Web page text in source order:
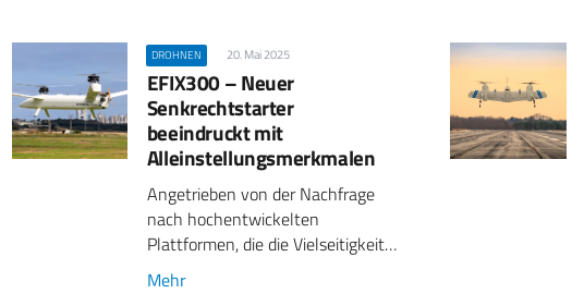
DROHNEN 20. Mai 2025
EFIX300 – Neuer
Senkrechtstarter
beeindruckt mit
Alleinstellungsmerkmalen
Angetrieben von der Nachfrage
nach hochentwickelten
Plattformen, die die Vielseitigkeit…
Mehr